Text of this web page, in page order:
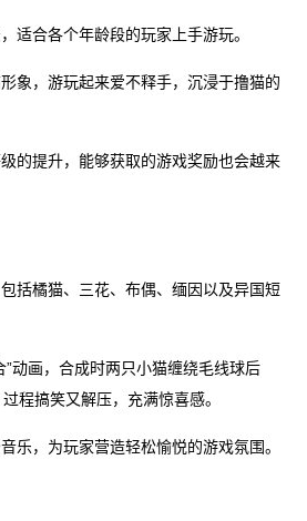
适合各个年龄段的玩家上手游玩。
象，游玩起来爱不释手，沉浸于撸猫的
的提升，能够获取的游戏奖励也会越来
括橘猫、三花、布偶、缅因以及异国短
”动画，合成时两只小猫缠绕毛线球后
程搞笑又解压，充满惊喜感。
乐，为玩家营造轻松愉悦的游戏氛围。